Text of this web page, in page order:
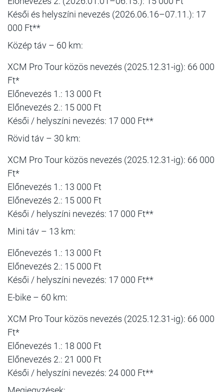
Késői és helyszíni nevezés (2026.06.16–07.11.): 17
000 Ft**
Közép táv – 60 km:
XCM Pro Tour közös nevezés (2025.12.31-ig): 66 000
Ft*
Előnevezés 1.: 13 000 Ft
Előnevezés 2.: 15 000 Ft
Késői / helyszíni nevezés: 17 000 Ft**
Rövid táv – 30 km:
XCM Pro Tour közös nevezés (2025.12.31-ig): 66 000
Ft*
Előnevezés 1.: 13 000 Ft
Előnevezés 2.: 15 000 Ft
Késői / helyszíni nevezés: 17 000 Ft**
Mini táv – 13 km:
Előnevezés 1.: 13 000 Ft
Előnevezés 2.: 15 000 Ft
Késői / helyszíni nevezés: 17 000 Ft**
E-bike – 60 km:
XCM Pro Tour közös nevezés (2025.12.31-ig): 66 000
Ft*
Előnevezés 1.: 18 000 Ft
Előnevezés 2.: 21 000 Ft
Késői / helyszíni nevezés: 24 000 Ft**